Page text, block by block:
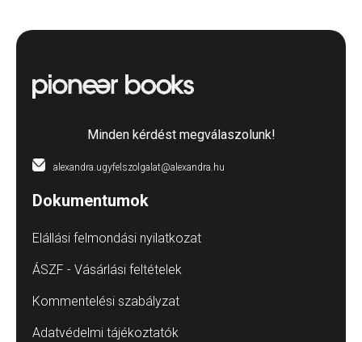
Minden kérdést megválaszolunk!
alexandra.ugyfelszolgalat@alexandra.hu
Dokumentumok
Elállási felmondási nyilatkozat
ÁSZF - Vásárlási feltételek
Kommentelési szabályzat
Adatvédelmi tájékoztatók